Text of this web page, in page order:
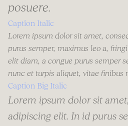
posuere.
Caption Italic
Lorem ipsum dolor sit amet,
purus semper, maximus leo a,
elit diam, a congue purus semper
nunc et turpis aliquet, vitae finibus
Caption Big Italic
Lorem ipsum dolor sit
adipiscing elit. In id purus